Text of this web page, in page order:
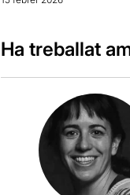
Ha treballat